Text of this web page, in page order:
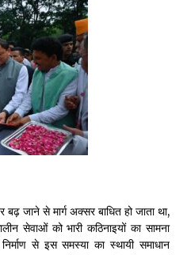
जाने से मार्ग अक्सर बाधित हो जाता था,
सेवाओं को भारी कठिनाइयों का सामना
से इस समस्या का स्थायी समाधान